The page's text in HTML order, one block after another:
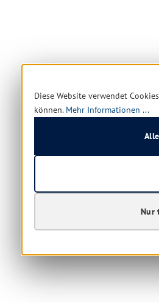
Diese Website verwendet
können. Mehr Informationen ...
Nur